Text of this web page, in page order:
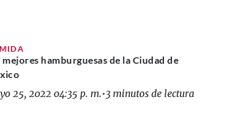
mejores hamburguesas de la Ciudad de
25, 2022 04:35 p. m.•3 minutos de lectura